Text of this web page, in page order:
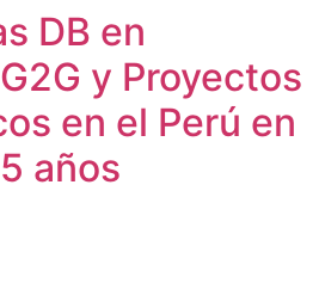
DB en
y Proyectos
en el Perú en
años